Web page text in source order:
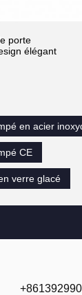
porte
élégant
en acier
CE
verre glacé